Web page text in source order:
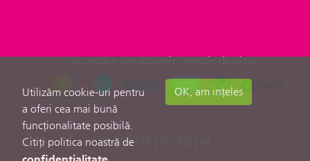
Acceptăm următoarele metode de plată
DE| EN|
Utilizăm cookie-uri pentru
a oferi cea mai bună
funcționalitate posibilă.
Citiți politica noastră de
OK, am ințeles